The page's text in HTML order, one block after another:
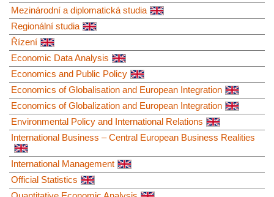
Mezinárodní a diplomatická studia
Regionální studia
Řízení
Economic Data Analysis
Economics and Public Policy
Economics of Globalisation and European Integration
Economics of Globalization and European Integration
Environmental Policy and International Relations
International Business – Central European Business Realities
International Management
Official Statistics